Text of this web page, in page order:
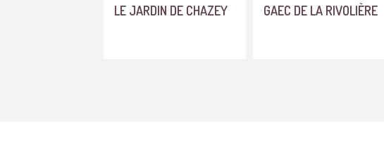
LE JARDIN DE CHAZEY GAEC DE LA RIVOLIÈRE